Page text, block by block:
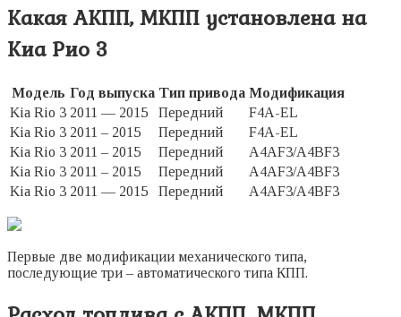
Какая АКПП, МКПП установлена на
Киа Рио 3
Модель Год выпуска Тип привода Модификация
Kia Rio 3 2011 — 2015 Передний
F4A-EL
Kia Rio 3 2011 – 2015 Передний
F4A-EL
Kia Rio 3 2011 – 2015 Передний
A4AF3/A4BF3
Kia Rio 3 2011 – 2015 Передний
A4AF3/A4BF3
Kia Rio 3 2011 — 2015 Передний A4AF3/A4BF3
Первые две модификации механического типа,
последующие три – автоматического типа КПП.